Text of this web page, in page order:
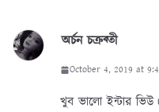
অর্চন চক্রব্তী
October 4, 2019 at
খুব ভালো ইন্টার ভিউ।